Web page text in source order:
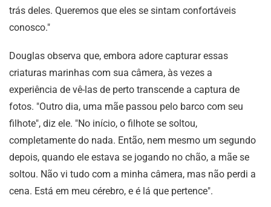
trás deles. Queremos que eles se sintam confortáveis
conosco."
Douglas observa que, embora adore capturar essas
criaturas marinhas com sua câmera, às vezes a
experiência de vê-las de perto transcende a captura de
fotos. "Outro dia, uma mãe passou pelo barco com seu
filhote", diz ele. "No início, o filhote se soltou,
completamente do nada. Então, nem mesmo um segundo
depois, quando ele estava se jogando no chão, a mãe se
soltou. Não vi tudo com a minha câmera, mas não perdi a
cena. Está em meu cérebro, e é lá que pertence".